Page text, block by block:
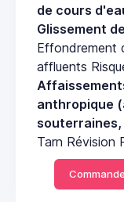
de cours
Glissement
Effondrement
affluents
anthropique
souterraines,
Tarn Révision